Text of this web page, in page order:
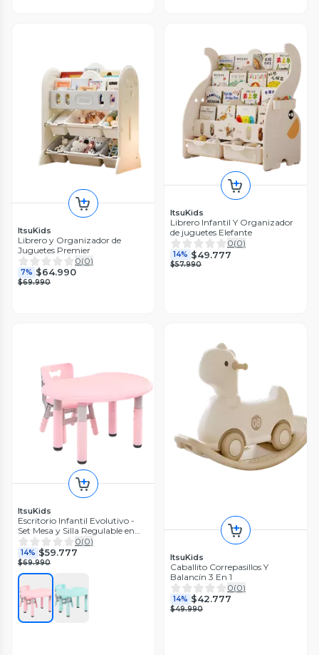
ItsuKids
Librero y Organizador de
Juguetes Premier
0(0)
7% $64.990
$69.990
ItsuKids
Librero Infantil Y Organizador
de juguetes Elefante
0(0)
14% $49.777
$57.990
ItsuKids
Escritorio Infantil Evolutivo -
Set Mesa y Silla Regulable en
Altura
0(0)
14% $59.777
$69.990
ItsuKids
Caballito Correpasillos Y
Balancín 3 En 1
0(0)
14% $42.777
$49.990